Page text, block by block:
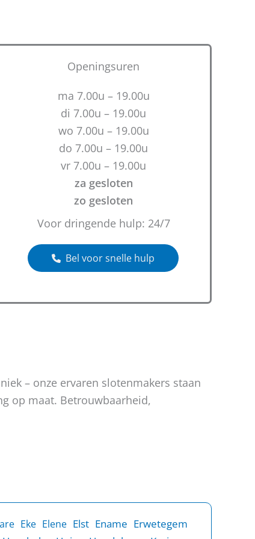
Openingsuren
ma 7.00u – 19.00u
di 7.00u – 19.00u
wo 7.00u – 19.00u
do 7.00u – 19.00u
vr 7.00u – 19.00u
za gesloten
zo gesloten
Voor dringende hulp: 24/7
Bel voor snelle hulp
– onze ervaren slotenmakers staan
op maat. Betrouwbaarheid,
Eke Elene Elst Ename Erwetegem